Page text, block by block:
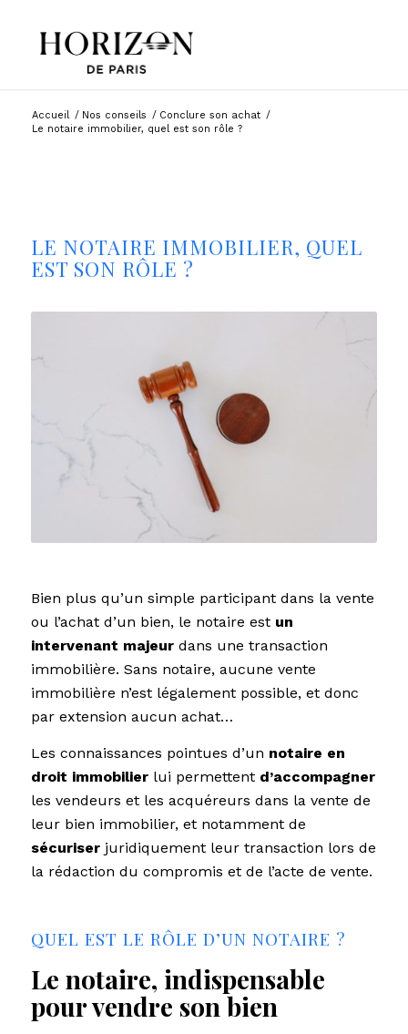
Accueil / Nos conseils / Conclure son achat /
Le notaire immobilier, quel est son rôle ?
LE NOTAIRE IMMOBILIER, QUEL
EST SON RÔLE ?
Bien plus qu’un simple participant dans la vente
ou l’achat d’un bien, le notaire est un
intervenant majeur dans une transaction
immobilière. Sans notaire, aucune vente
immobilière n’est légalement possible, et donc
par extension aucun achat…
Les connaissances pointues d’un notaire en
droit immobilierlui permettent d’accompagner
les vendeurs et les acquéreurs dans la vente de
leur bien immobilier, et notamment de
sécuriser juridiquement leur transaction lors de
la rédaction du compromis et de l’acte de vente.
QUEL EST LE RÔLE D’UN NOTAIRE ?
Le notaire, indispensable
pour vendre son bien